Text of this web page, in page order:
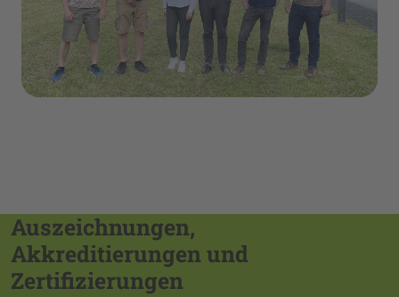
Auszeichnungen,
Akkreditierungen und
Zertifizierungen